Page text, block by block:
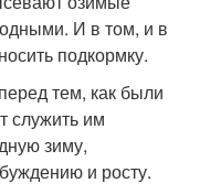
И в том, и в
подкормку.
тем, как были
служить им
зиму,
и росту.